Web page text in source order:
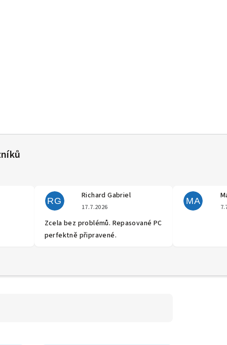
obchodu je 5 z 5 hvězdiček.
RG
Richard Gabriel
Hodnocení obchodu je 5 z 5
17.7.2026
Zcela bez problémů. Repasované PC
perfektně připravené.
MA